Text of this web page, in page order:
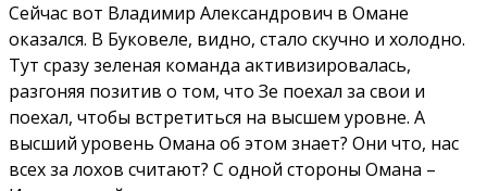
Сейчас вот Владимир Александрович в Омане
оказался. В Буковеле, видно, стало скучно и холодно.
Тут сразу зеленая команда активизировалась,
разгоняя позитив о том, что Зе поехал за свои и
поехал, чтобы встретиться на высшем уровне. А
высший уровень Омана об этом знает? Они что, нас
всех за лохов считают? С одной стороны Омана –